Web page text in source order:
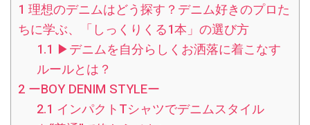
1 理想のデニムはどう探す？デニム好きのプロた
ちに学ぶ、「しっくりくる1本」の選び方
1.1 ▶︎デニムを自分らしくお洒落に着こなす
ルールとは？
2ーBOY DENIM STYLEー
2.1 インパクトTシャツでデニムスタイル